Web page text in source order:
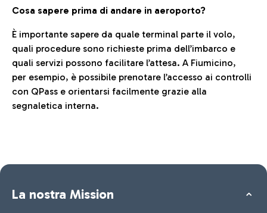
Cosa sapere prima di andare in aeroporto?
È importante sapere da quale terminal parte il volo,
quali procedure sono richieste prima dell’imbarco e
quali servizi possono facilitare l’attesa. A Fiumicino,
per esempio, è possibile prenotare l’accesso ai controlli
con QPass e orientarsi facilmente grazie alla
segnaletica interna.
La nostra Mission